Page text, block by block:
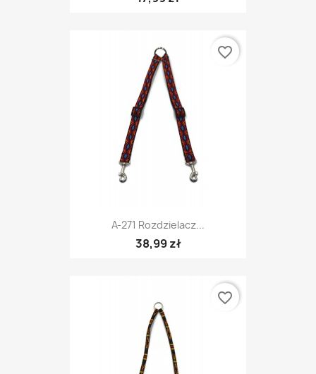
A-271 Rozdzielacz...
38,99 zł
favorite_border
favorite_border